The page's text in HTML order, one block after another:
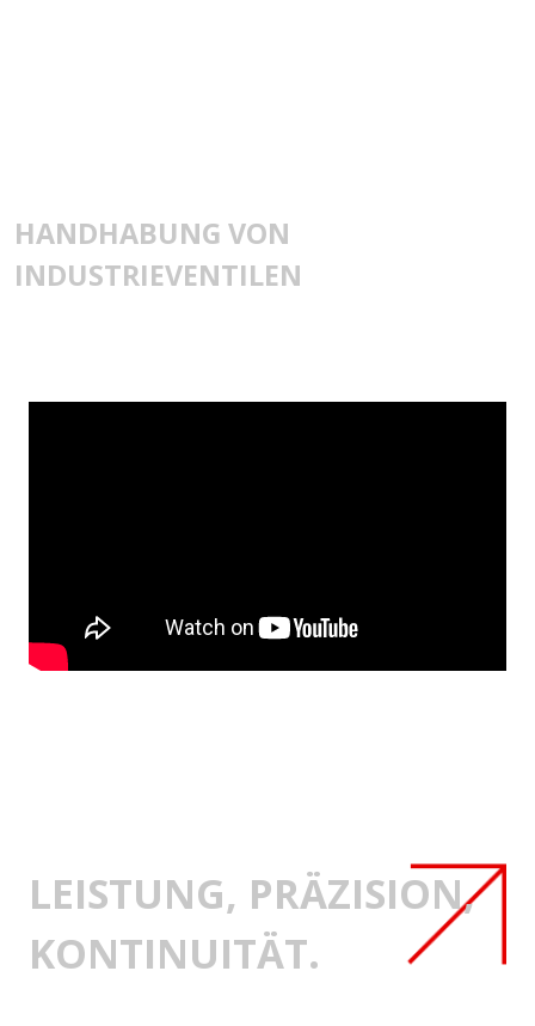
HANDHABUNG VON
INDUSTRIEVENTILEN
LEISTUNG, PRÄZISION,
KONTINUITÄT.